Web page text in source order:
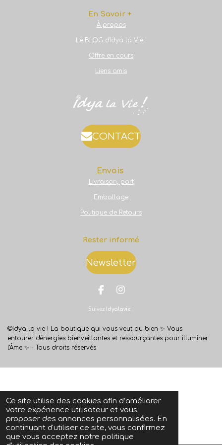
Ce site utilise des cookies afin d’améliorer
votre expérience utilisateur et vous
proposer des annonces personnalisées. En
continuant d'utiliser ce site, vous confirmez
que vous acceptez notre politique
En Savoir +
À propos
Le BLOG d'Idya la Vie !
Offre en cours
Liens amis
CONTACT
Envois
Livraison, port
Emballage
Politique de Retours
Rester informé
Newsletter
F
c
b
o
I
s
a
g
Suivez Idyalavie !
©Idya la vie ! La boutique qui vous veut du bien ✨ Vous
entourer d'énergies bienveillantes et ressourçantes pour illuminer
l'Âme ✨ - Tous droits réservés